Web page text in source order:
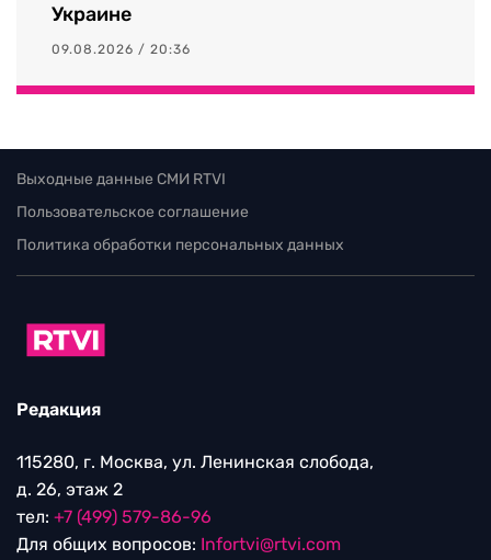
Украине
09.08.2026 / 20:36
Выходные данные СМИ RTVI
Пользовательское соглашение
Политика обработки персональных данных
Редакция
115280, г. Москва, ул. Ленинская слобода,
д. 26, этаж 2
тел: +7 (499) 579-86-96
Для общих вопросов: Infortvi@rtvi.com